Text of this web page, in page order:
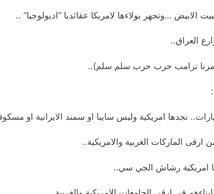
الابيض …وتجهر بولاءها لامريكا عقائديا “اديولوجيا” ..
العراق..
ترامب حرب حرب سلم سلم)..